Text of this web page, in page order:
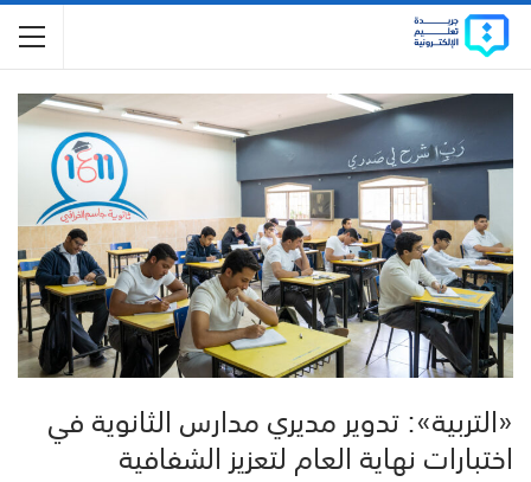
«التربية»: تدوير مديري مدارس الثانوية في
اختبارات نهاية العام لتعزيز الشفافية